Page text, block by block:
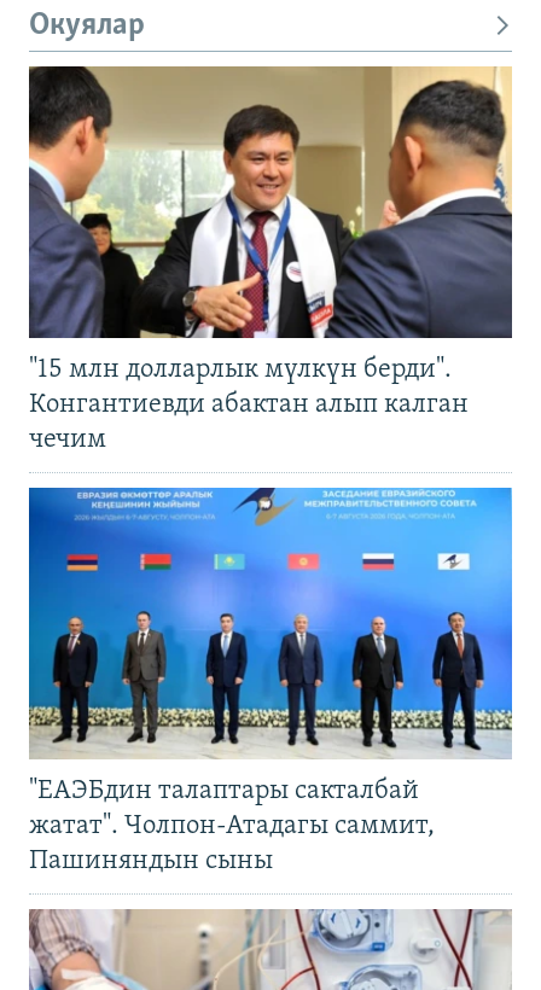
Окуялар
"15 млн долларлык мүлкүн берди".
Конгантиевди абактан алып калган
чечим
"ЕАЭБдин талаптары сакталбай
жатат". Чолпон-Атадагы саммит,
Пашиняндын сыны